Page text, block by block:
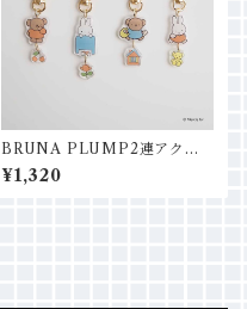
BRUNA PLUMP2連アクリ
ルチャーム
¥1,320